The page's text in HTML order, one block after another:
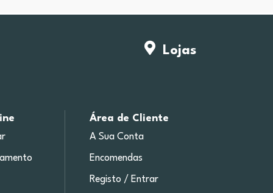
Lojas
Área de Cliente
A Sua Conta
Encomendas
Registo / Entrar